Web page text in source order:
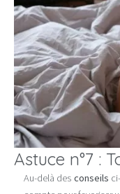
Astuce n°7 :
Au-delà des conseils